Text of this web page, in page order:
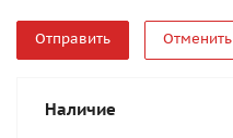
Отменить
Наличие